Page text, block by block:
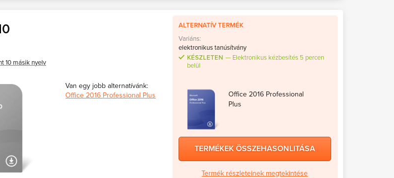
10 másik nyelv
Van egy jobb alternatívánk:
Office 2016 Professional Plus
ALTERNATÍV TERMÉK
Variáns:
elektronikus tanúsítvány
KÉSZLETEN
Elektronikus kézbesítés 5 percen
belül
Office 2016 Professional
Plus
TERMÉKEK ÖSSZEHASONLITÁSA
Termék részleteinek megtekintése